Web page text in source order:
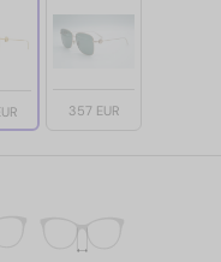
357 EUR